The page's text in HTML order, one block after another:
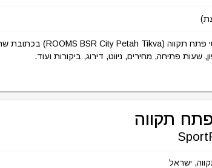
פתיחה, מחירים, ניווט, דירוג, ביקורות ועוד.
תקווה